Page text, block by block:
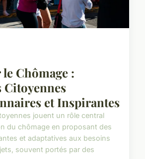
Chômage :
et Inspirantes
jouent un rôle central
du chômage en proposant des
et adaptatives aux besoins
souvent portés par des